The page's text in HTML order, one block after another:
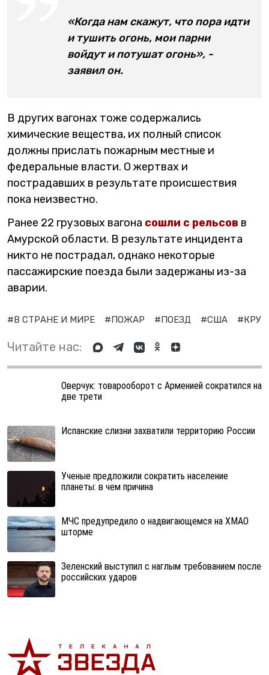
«Когда нам скажут, что пора идти
и тушить огонь, мои парни
войдут и потушат огонь», -
заявил он.
В других вагонах тоже содержались
химические вещества, их полный список
должны прислать пожарным местные и
федеральные власти. О жертвах и
пострадавших в результате происшествия
пока неизвестно.
Ранее 22 грузовых вагона сошли с рельсов в
Амурской области. В результате инцидента
никто не пострадал, однако некоторые
пассажирские поезда были задержаны из-за
аварии.
#В СТРАНЕ И МИРЕ #ПОЖАР #ПОЕЗД #США
Читайте нас:
Оверчук: товарооборот с Арменией сократился на
две трети
Испанские слизни захватили территорию России
Ученые предложили сократить население
планеты: в чем причина
МЧС предупредило о надвигающемся на ХМАО
шторме
Зеленский выступил с наглым требованием после
российских ударов